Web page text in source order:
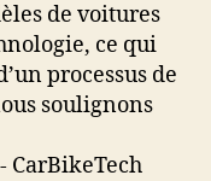
de voitures
ce qui
processus de
soulignons